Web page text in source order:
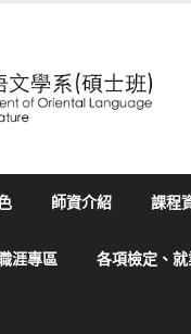
師資介紹 課程
涯專區 各項檢定、